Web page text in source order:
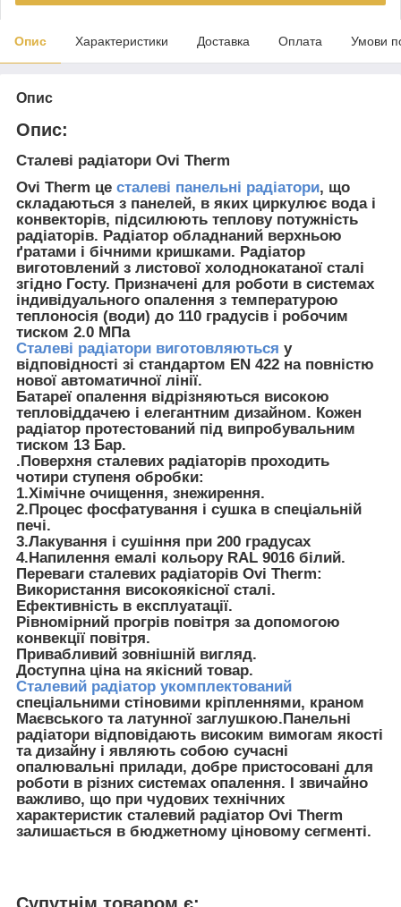
Опис Характеристики Доставка Оплата Умови
Опис
Опис:
Сталеві радіатори Ovi Therm
Ovi Therm це сталеві панельні радіатори, що
складаються з панелей, в яких циркулює вода і
конвекторів, підсилюють теплову потужність
радіаторів. Радіатор обладнаний верхньою
ґратами і бічними кришками. Радіатор
виготовлений з листової холоднокатаної сталі
згідно Госту. Призначені для роботи в системах
індивідуального опалення з температурою
теплоносія (води) до 110 градусів і робочим
тиском 2.0 МПа
Сталеві радіатори виготовляються у
відповідності зі стандартом EN 422 на повністю
нової автоматичної лінії.
Батареї опалення відрізняються високою
тепловіддачею і елегантним дизайном. Кожен
радіатор протестований під випробувальним
тиском 13 Бар.
.Поверхня сталевих радіаторів проходить
чотири ступеня обробки:
1.Хімічне очищення, знежирення.
2.Процес фосфатування і сушка в спеціальній
печі.
3.Лакування і сушіння при 200 градусах
4.Напилення емалі кольору RAL 9016 білий.
Переваги сталевих радіаторів Ovi Therm:
Використання високоякісної сталі.
Ефективність в експлуатації.
Рівномірний прогрів повітря за допомогою
конвекції повітря.
Привабливий зовнішній вигляд.
Доступна ціна на якісний товар.
Сталевий радіатор укомплектований
спеціальними стіновими кріпленнями, краном
Маєвського та латунної заглушкою.Панельні
радіатори відповідають високим вимогам якості
та дизайну і являють собою сучасні
опалювальні прилади, добре пристосовані для
роботи в різних системах опалення. І звичайно
важливо, що при чудових технічних
характеристик сталевий радіатор Ovi Therm
залишається в бюджетному ціновому сегменті.